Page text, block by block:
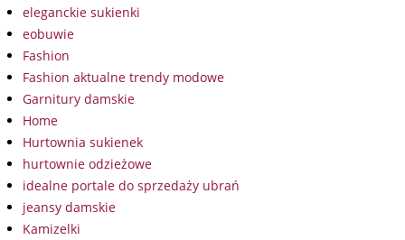
eleganckie sukienki
eobuwie
Fashion
Fashion aktualne trendy modowe
Garnitury damskie
Home
Hurtownia sukienek
hurtownie odzieżowe
idealne portale do sprzedaży ubrań
jeansy damskie
Kamizelki